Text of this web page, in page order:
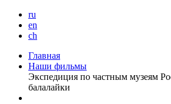
ru
en
ch
Главная
Наши фильмы
Экспедиция по частным музеям
балалайки